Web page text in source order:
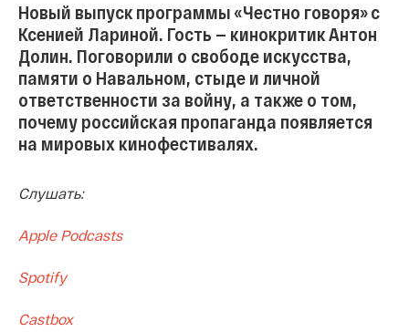
Новый выпуск программы «Честно говоря» с
Ксенией Лариной. Гость — кинокритик Антон
Долин. Поговорили о свободе искусства,
памяти о Навальном, стыде и личной
ответственности за войну, а также о том,
почему российская пропаганда появляется
на мировых кинофестивалях.
Слушать:
Apple Podcasts
Spotify
Castbox